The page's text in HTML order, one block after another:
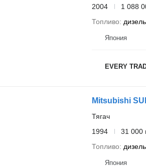
2004
1 088
Топливо
дизель
Япония
EVERY
Mitsubishi
Тягач
1994
31 000
Топливо
дизель
Япония